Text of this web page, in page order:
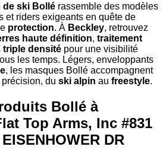
de ski Bollé rassemble des modèles
et riders exigeants en quête de
protection. À Beckley, retrouvez
haute définition, traitement
triple densité pour une visibilité
les temps. Légers, enveloppants
, les masques Bollé accompagnent
du ski alpin au freestyle.
Bollé à
Top Arms, Inc #831
DR